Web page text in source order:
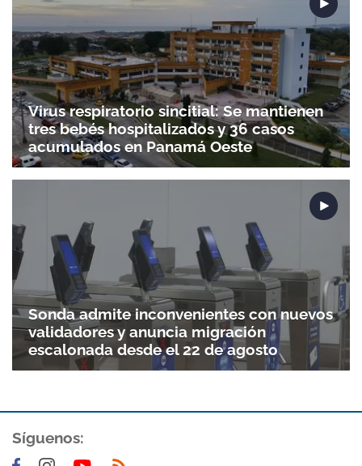
Virus respiratorio sincitial: Se mantienen
tres bebés hospitalizados y 36 casos
acumulados en Panamá Oeste
Sonda admite inconvenientes con nuevos
validadores y anuncia migración
escalonada desde el 22 de agosto
Síguenos: